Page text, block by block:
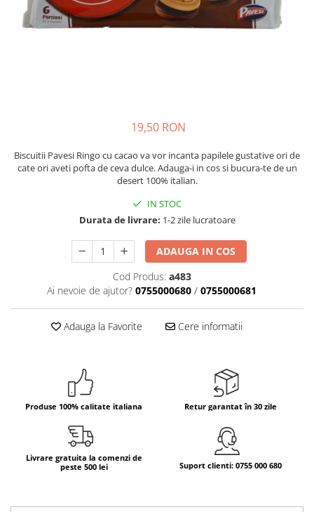
Fructe si legume din Italia
Sosuri Italiene
Dulciuri italiene
Prajituri, napolitane, cornuri
Bomboane italiene
Ciocolata italiana
Cafea italiana
Bauturi aperitive, alcoolice
Sucuri si bauturi racoritoare
Panettone cozonac italian,
Pandoro si Balocco
Produse de panificatie
Hartie igienica
Solutii curatat suprafete baie
Detergenti pardoseli
Solutii anti insecte
Geluri de dus pentru Barbati si
Femei din Italia
Periute de Dinti
Geluri intime
19,50 RON
Biscuitii Pavesi Ringo cu cacao va vor incanta papilele gustative ori de
cate ori aveti pofta de ceva dulce. Adauga-i in cos si bucura-te de un
desert 100% italian.
IN STOC
Durata de livrare: 1-2 zile lucratoare
ADAUGA IN COS
Cod Produs: a483
Ai nevoie de ajutor? 0755000680 / 0755000681
Adauga la Favorite Cere informatii
Produse 100% calitate italiana Retur garantat în 30 zile
Livrare gratuita la comenzi de
peste 500 lei
Suport clienti: 0755 000 680